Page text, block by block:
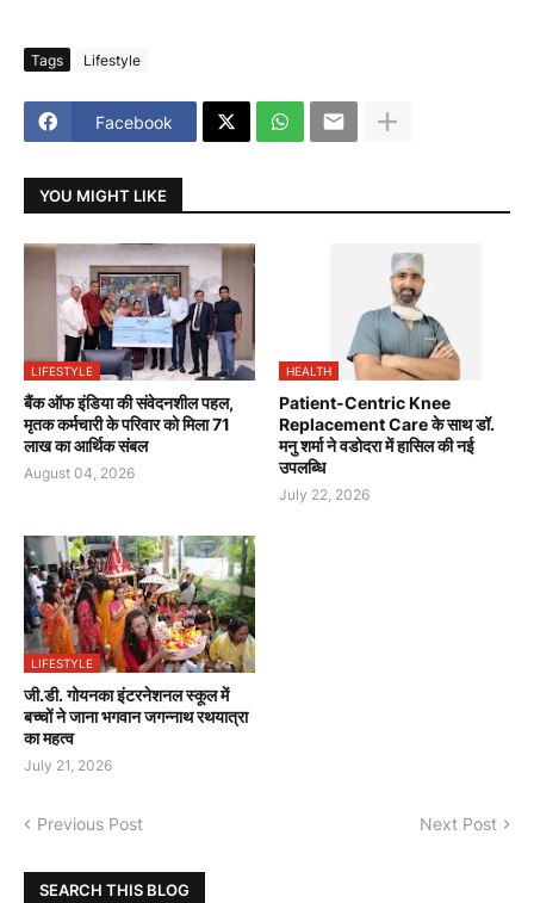
Tags Lifestyle
Facebook
YOU MIGHT LIKE
LIFESTYLE
बैंक ऑफ इंडिया की संवेदनशील पहल,
मृतक कर्मचारी के परिवार को मिला 71
लाख का आर्थिक संबल
August 04, 2026
HEALTH
Patient-Centric Knee
Replacement Care के साथ डॉ.
मनु शर्मा ने वडोदरा में हासिल की नई
उपलब्धि
July 22, 2026
LIFESTYLE
जी.डी. गोयनका इंटरनेशनल स्कूल में
बच्चों ने जाना भगवान जगन्नाथ रथयात्रा
का महत्व
July 21, 2026
Previous Post Next Post
SEARCH THIS BLOG